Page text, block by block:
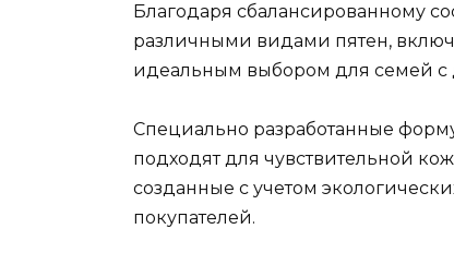
Благодаря сбалансированному
различными видами пятен,
идеальным выбором для семей
Специально разработанные
подходят для чувствительной
созданные с учетом
покупателей.